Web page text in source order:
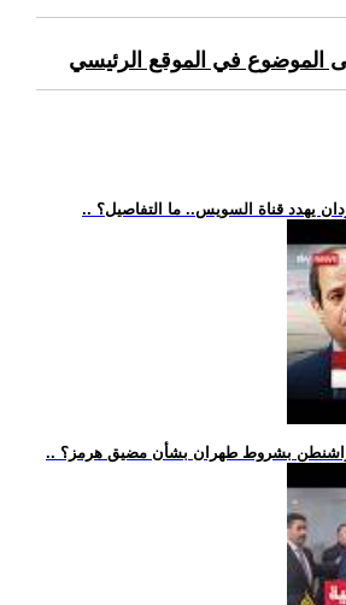
الموضوع في الموقع الرئيسي
واشنطن بشروط طهران بشأن مضيق هرمز؟